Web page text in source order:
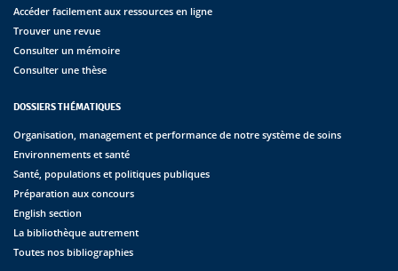
Accéder facilement aux ressources en ligne
Trouver une revue
Consulter un mémoire
Consulter une thèse
DOSSIERS THÉMATIQUES
Organisation, management et performance de notre système de soins
Environnements et santé
Santé, populations et politiques publiques
Préparation aux concours
English section
La bibliothèque autrement
Toutes nos bibliographies